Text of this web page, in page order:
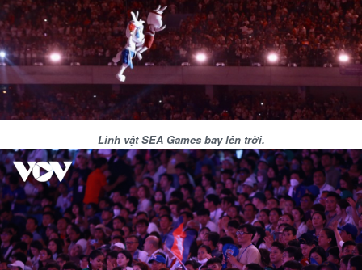
Linh vật SEA Games bay lên trời.